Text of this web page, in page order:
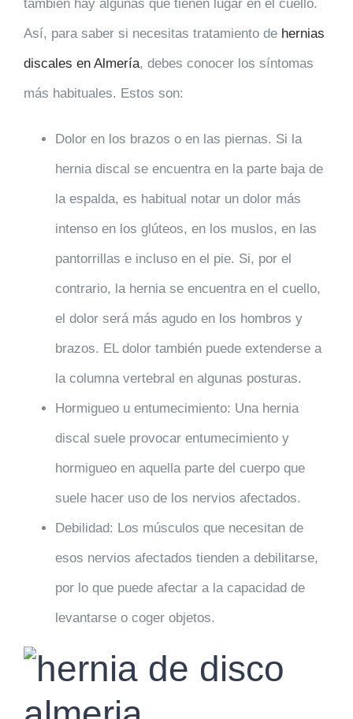
también hay algunas que tienen lugar en el cuello.
Así, para saber si necesitas tratamiento de hernias
discales en Almería, debes conocer los síntomas
más habituales. Estos son:
Dolor en los brazos o en las piernas. Si la
hernia discal se encuentra en la parte baja de
la espalda, es habitual notar un dolor más
intenso en los glúteos, en los muslos, en las
pantorrillas e incluso en el pie. Si, por el
contrario, la hernia se encuentra en el cuello,
el dolor será más agudo en los hombros y
brazos. EL dolor también puede extenderse a
la columna vertebral en algunas posturas.
Hormigueo u entumecimiento: Una hernia
discal suele provocar entumecimiento y
hormigueo en aquella parte del cuerpo que
suele hacer uso de los nervios afectados.
Debilidad: Los músculos que necesitan de
esos nervios afectados tienden a debilitarse,
por lo que puede afectar a la capacidad de
levantarse o coger objetos.